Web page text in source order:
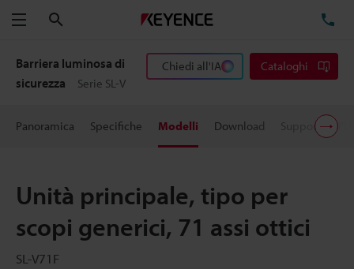
Menu
Barriera luminosa di
sicurezza
Serie SL-V
Chiedi all'IA Cataloghi
Panoramica Specifiche Modelli Download Supporto
Unità principale, tipo per
scopi generici, 71 assi ottici
SL-V71F